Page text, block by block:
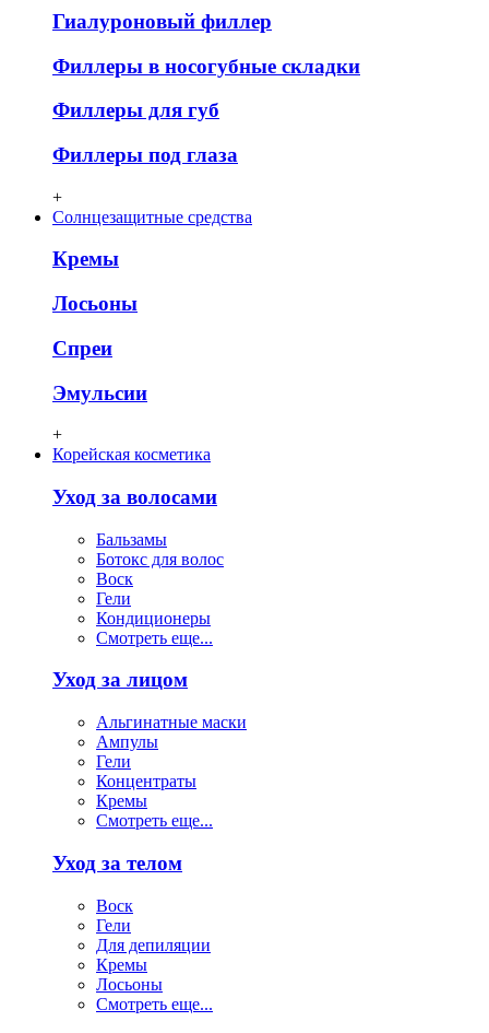
Гиалуроновый филлер
Филлеры в носогубные складки
Филлеры для губ
Филлеры под глаза
+
Солнцезащитные средства
Кремы
Лосьоны
Спреи
Эмульсии
+
Корейская косметика
Уход за волосами
Бальзамы
Ботокс для волос
Воск
Гели
Кондиционеры
Смотреть еще...
Уход за лицом
Альгинатные маски
Ампулы
Гели
Концентраты
Кремы
Смотреть еще...
Уход за телом
Воск
Гели
Для депиляции
Кремы
Лосьоны
Смотреть еще...